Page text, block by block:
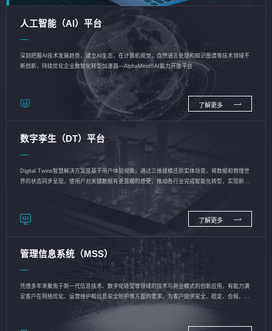
人工智能（AI）平台
深刻把握AI技术发展趋势，建立AI生态，在计算机视觉、自然语言处理和知识图谱等技术领域不
断创新，持续优化企业数智化转型加速器—AlphaMind®AI能力开放平台
了解更多
数字孪生（DT）平台
Digital Twins智慧解决方案是基于用户体验视角，通过三维建模还原实体场景，将数据和物理世
界的状态同步呈现，使用户对关键数据有更直观的感受，推动各行业完成智能化转型，实现新旧
了解更多
管理信息系统（MSS）
凭借多年来聚焦于新一代信息技术、数字化转型等领域的技术与商业模式的创新应用，有能力满
足客户在网络优化、运营维护和信息安全防护等方面的需求，为客户提供安全、稳定、合规、持